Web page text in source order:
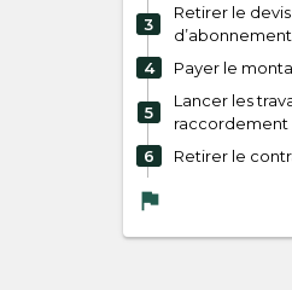
3
Retirer le
d’abonnement
4
Payer le
5
Lancer les
raccordement
6
Retirer le
flag